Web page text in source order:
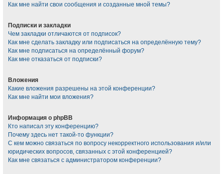
Как мне найти свои сообщения и созданные мной темы?
Подписки и закладки
Чем закладки отличаются от подписок?
Как мне сделать закладку или подписаться на определённую тему?
Как мне подписаться на определённый форум?
Как мне отказаться от подписки?
Вложения
Какие вложения разрешены на этой конференции?
Как мне найти мои вложения?
Информация о phpBB
Кто написал эту конференцию?
Почему здесь нет такой-то функции?
С кем можно связаться по вопросу некорректного использования и/или
юридических вопросов, связанных с этой конференцией?
Как мне связаться с администратором конференции?